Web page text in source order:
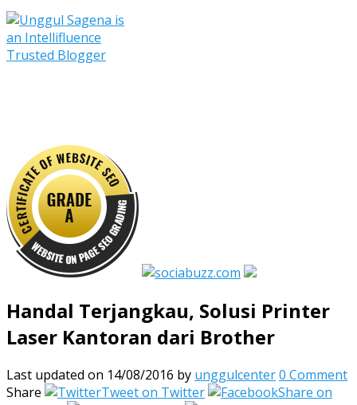
Handal Terjangkau, Solusi Printer
Laser Kantoran dari Brother
Last updated on 14/08/2016 by unggulcenter0 Comment
Share
Tweet on Twitter
Share on